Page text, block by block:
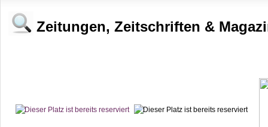
Zeitungen, Zeitschriften &